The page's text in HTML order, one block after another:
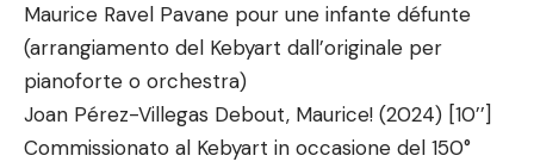
Maurice Ravel Pavane pour une infante défunte
(arrangiamento del Kebyart dall’originale per
pianoforte o orchestra)
Joan Pérez-Villegas Debout, Maurice! (2024) [10’’]
Commissionato al Kebyart in occasione del 150°